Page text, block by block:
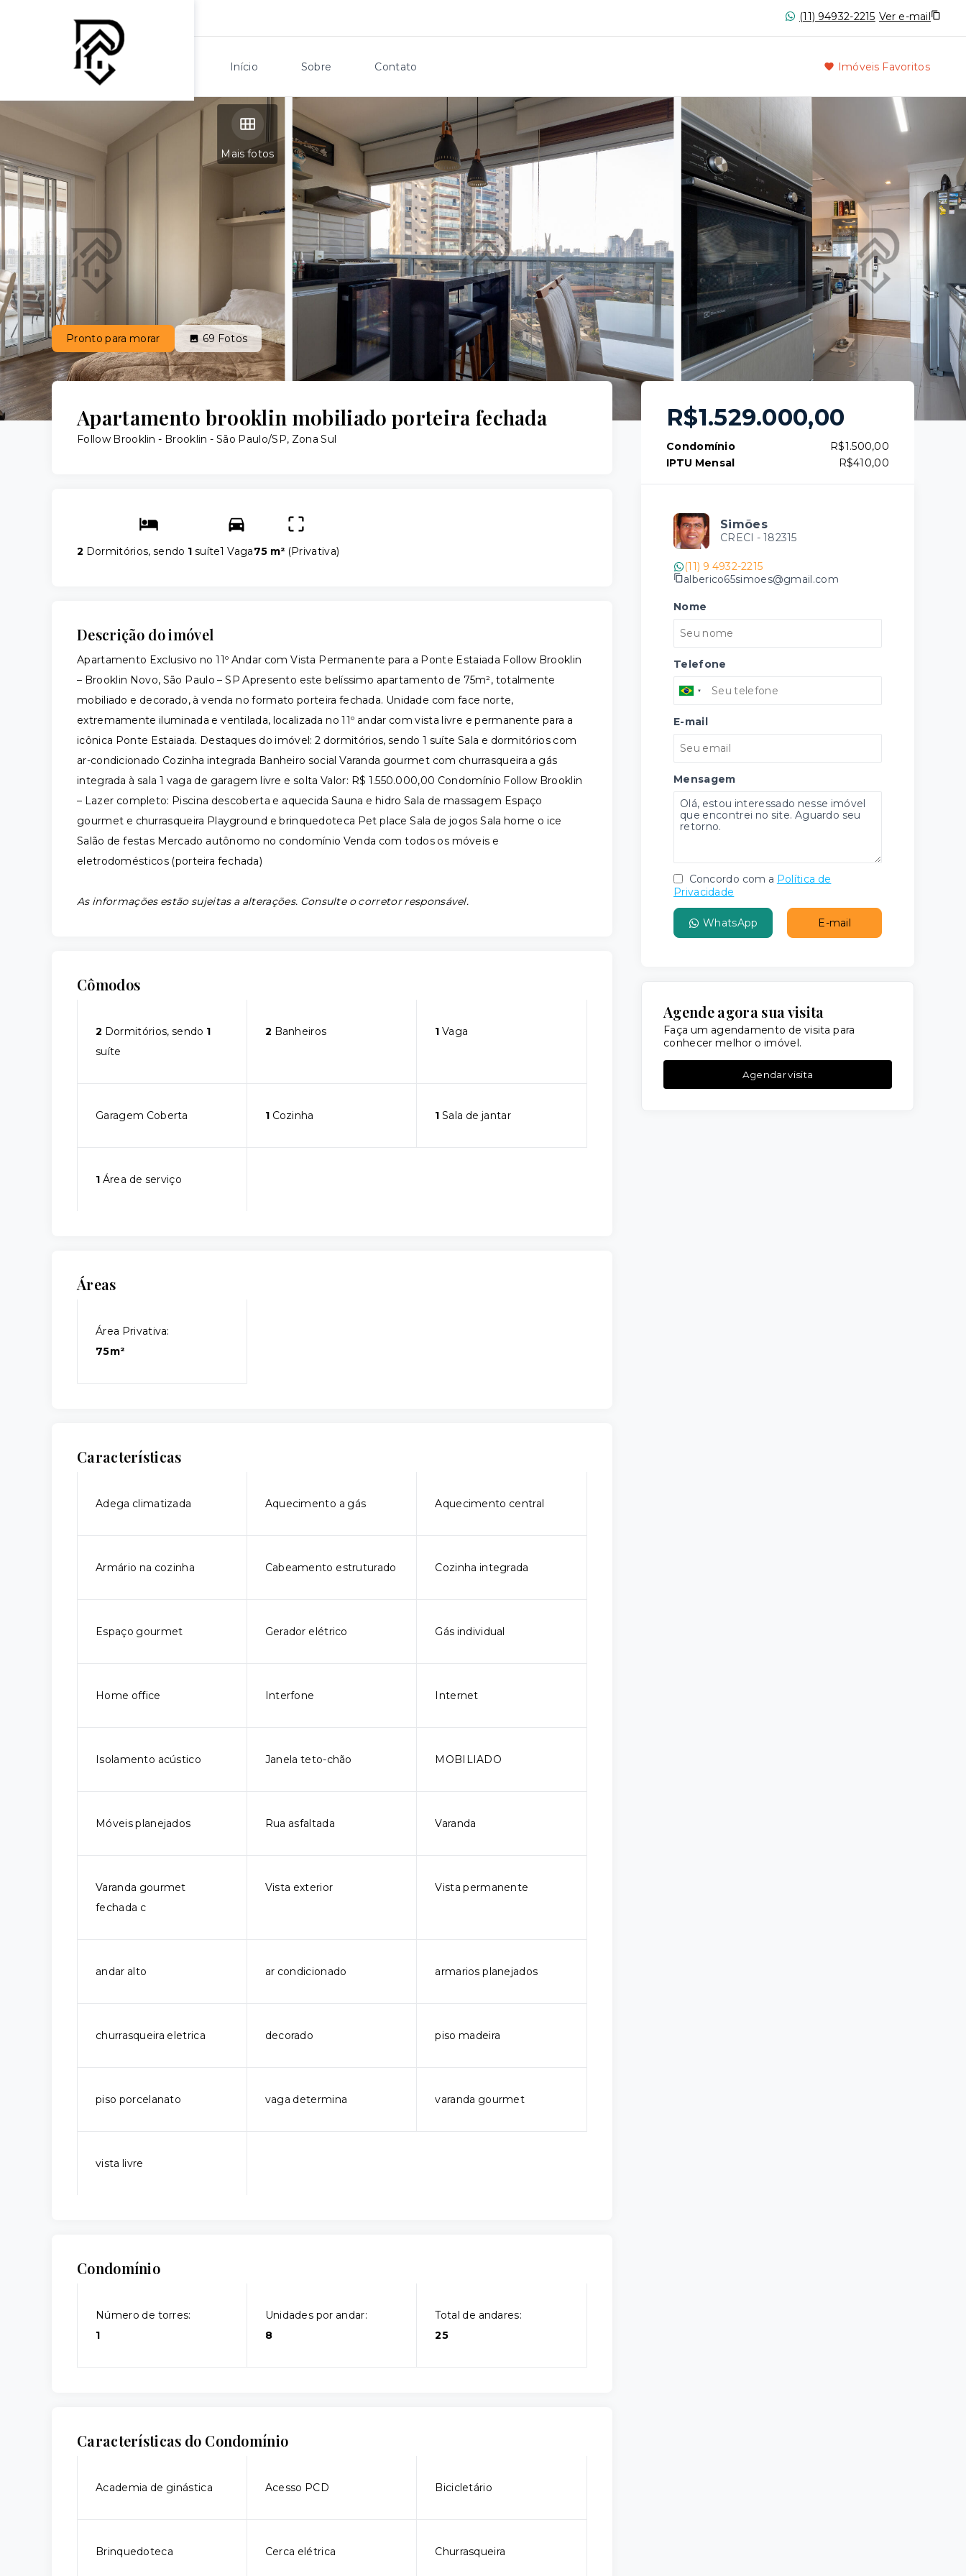
(11) 94932-2215 Ver e-mail
Início Sobre Contato Imóveis Favoritos
Mais fotos
Pronto para morar 69 Fotos
Apartamento brooklin mobiliado porteira fechada
Follow Brooklin - Brooklin - São Paulo/SP, Zona Sul
2 Dormitórios, sendo 1 suíte1 Vaga75 m² (Privativa)
Descrição do imóvel
Apartamento Exclusivo no 11º Andar com Vista Permanente para a Ponte Estaiada Follow Brooklin
– Brooklin Novo, São Paulo – SP Apresento este belíssimo apartamento de 75m², totalmente
mobiliado e decorado, à venda no formato porteira fechada. Unidade com face norte,
extremamente iluminada e ventilada, localizada no 11º andar com vista livre e permanente para a
icônica Ponte Estaiada. Destaques do imóvel: 2 dormitórios, sendo 1 suíte Sala e dormitórios com
ar-condicionado Cozinha integrada Banheiro social Varanda gourmet com churrasqueira a gás
integrada à sala 1 vaga de garagem livre e solta Valor: R$ 1.550.000,00 Condomínio Follow Brooklin
– Lazer completo: Piscina descoberta e aquecida Sauna e hidro Sala de massagem Espaço
gourmet e churrasqueira Playground e brinquedoteca Pet place Sala de jogos Sala home o ice
Salão de festas Mercado autônomo no condomínio Venda com todos os móveis e
eletrodomésticos (porteira fechada)
As informações estão sujeitas a alterações. Consulte o corretor responsável.
Cômodos
2 Dormitórios, sendo 1
suíte
2 Banheiros 1 Vaga
Garagem Coberta 1Cozinha 1 Sala de jantar
1 Área de serviço
Áreas
Área Privativa:
75m²
Características
Adega climatizada Aquecimento a gás Aquecimento central
Armário na cozinha Cabeamento estruturado Cozinha integrada
Espaço gourmet Gerador elétrico Gás individual
Home office Interfone Internet
Isolamento acústico Janela teto-chão MOBILIADO
Móveis planejados Rua asfaltada Varanda
Varanda gourmet
fechada c
Vista exterior Vista permanente
andar alto ar condicionado armarios planejados
churrasqueira eletrica decorado piso madeira
piso porcelanato vaga determina varanda gourmet
vista livre
Condomínio
Número de torres:
1
Unidades por andar:
8
Total de andares:
25
Características do Condomínio
Academia de ginástica Acesso PCD Bicicletário
Brinquedoteca Cerca elétrica Churrasqueira
R$1.529.000,00
Condomínio
R$1.500,00
IPTU Mensal
R$410,00
Simões
CRECI - 182315
(11) 9 4932-2215
alberico65simoes@gmail.com
Nome
Telefone
E-mail
Mensagem
Concordo com a Política de
Privacidade
WhatsApp E-mail
Agende agora sua visita
Faça um agendamento de visita para
conhecer melhor o imóvel.
Agendar visita